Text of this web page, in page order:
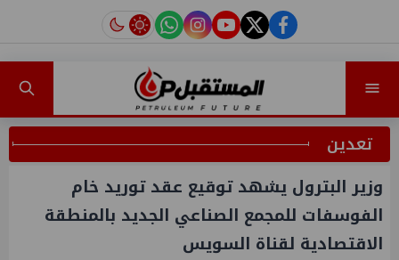
facebook
twitter
youtube
instagram
tiktok
تعدين
وزير البترول يشهد توقيع عقد توريد خام
الفوسفات للمجمع الصناعي الجديد بالمنطقة
الاقتصادية لقناة السويس